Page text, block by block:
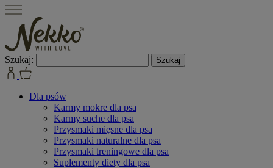
Szukaj:
Dla psów
Karmy mokre dla psa
Karmy suche dla psa
Przysmaki mięsne dla psa
Przysmaki naturalne dla psa
Przysmaki treningowe dla psa
Suplementy diety dla psa